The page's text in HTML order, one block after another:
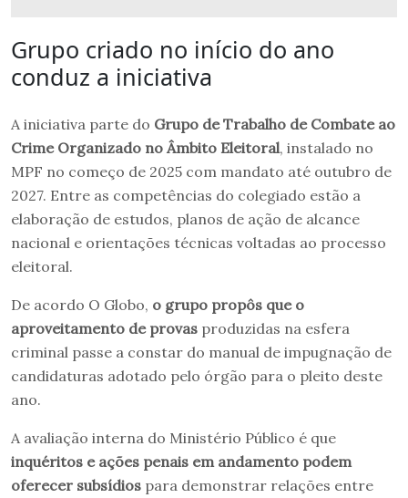
Grupo criado no início do ano
conduz a iniciativa
A iniciativa parte do Grupo de Trabalho de Combate ao
Crime Organizado no Âmbito Eleitoral, instalado no
MPF no começo de 2025 com mandato até outubro de
2027. Entre as competências do colegiado estão a
elaboração de estudos, planos de ação de alcance
nacional e orientações técnicas voltadas ao processo
eleitoral.
De acordo O Globo, o grupo propôs que o
aproveitamento de provas produzidas na esfera
criminal passe a constar do manual de impugnação de
candidaturas adotado pelo órgão para o pleito deste
ano.
A avaliação interna do Ministério Público é que
inquéritos e ações penais em andamento podem
oferecer subsídios para demonstrar relações entre